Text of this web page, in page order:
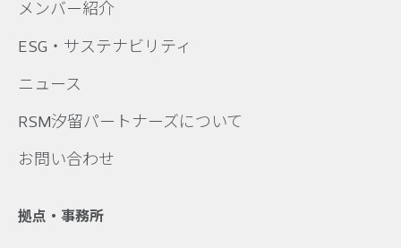
メンバー紹介
ESG・サステナビリティ
ニュース
RSM汐留パートナーズについて
お問い合わせ
拠点・事務所